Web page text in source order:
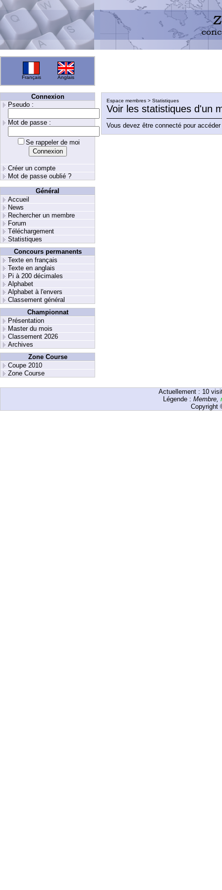
Français Anglais
Connexion
Pseudo :
Mot de passe :
Se rappeler de moi
Créer un compte
Mot de passe oublié ?
Général
Accueil
News
Rechercher un membre
Forum
Téléchargement
Statistiques
Concours permanents
Texte en français
Texte en anglais
Pi à 200 décimales
Alphabet
Alphabet à l'envers
Classement général
Championnat
Présentation
Master du mois
Classement 2026
Archives
Zone Course
Coupe 2010
Zone Course
Espace membres > Statistiques
Voir les statistiques d'un
Vous devez être connecté pour
Actuellement : 10
Légende : Membre,
Copyright